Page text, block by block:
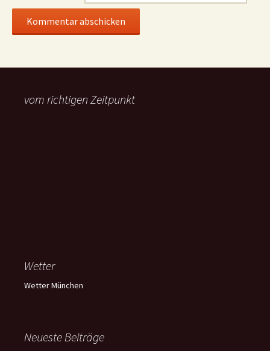
vom richtigen Zeitpunkt
Wetter
Wetter München
Neueste Beiträge